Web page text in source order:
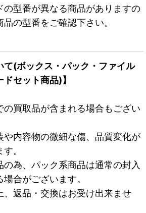
の型番が異なる商品がありますの
の型番をご確認下さい。
て(ボックス・パック・ファイル
セット商品)】
の買取品が含まれる場合もござい
や内容物の微細な傷、品質変化が
。
の為、パック系商品は通常の封入
合がございます。
、返品・交換はお受け出来ませ